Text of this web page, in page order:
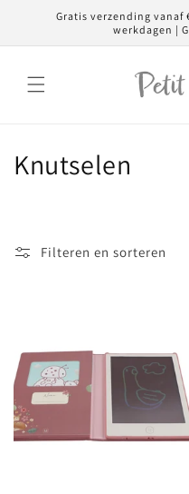
naar deGratis verzending vanaf
werkdagen |
C
t
i
e
Knutselen
Filteren en sorteren